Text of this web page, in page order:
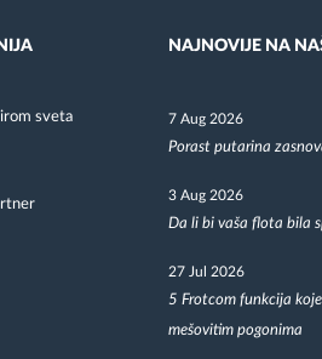
sveta
NAJNOVIJE NA
7 Aug 2026
Porast putarina
3 Aug 2026
Da li bi vaša flota bila
27 Jul 2026
5 Frotcom funkcija
mešovitim pogonima